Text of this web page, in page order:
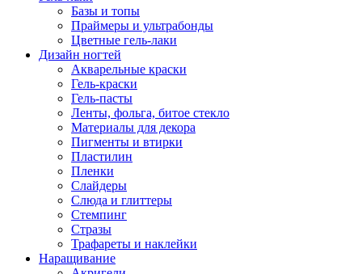
Базы и топы
Праймеры и ультрабонды
Цветные гель-лаки
Дизайн ногтей
Акварельные краски
Гель-краски
Гель-пасты
Ленты, фольга, битое стекло
Материалы для декора
Пигменты и втирки
Пластилин
Пленки
Слайдеры
Слюда и глиттеры
Стемпинг
Стразы
Трафареты и наклейки
Наращивание